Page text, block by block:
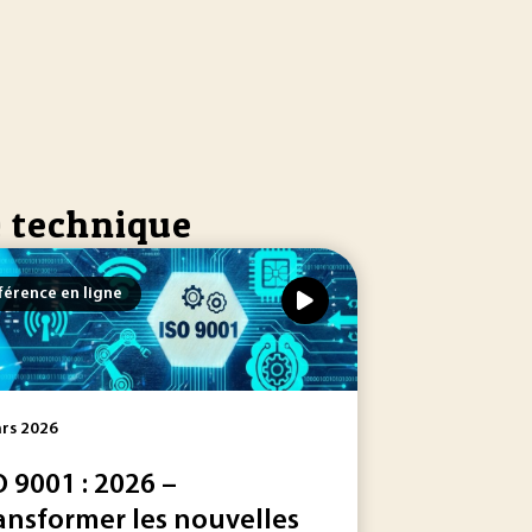
technique
en ligne
2026
9001 : 2026 –
les nouvelles